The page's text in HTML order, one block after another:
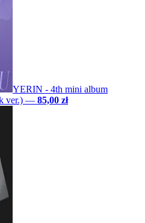
YERIN - 4th mini album
ver.) — 85,00 zł